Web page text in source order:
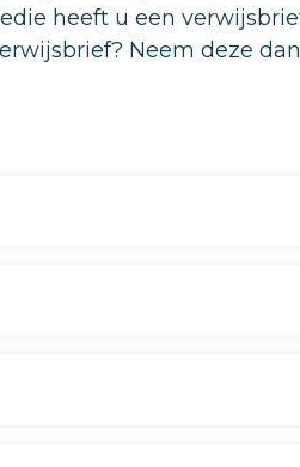
heeft u een
Neem deze